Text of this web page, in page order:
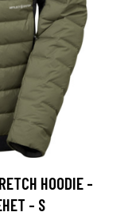
HOODIE -
- S